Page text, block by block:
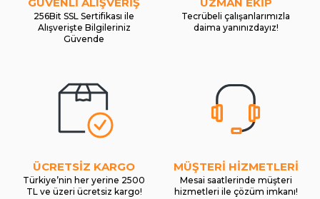
256Bit SSL Sertifikası ile
Alışverişte Bilgileriniz
Güvende
Tecrübeli çalışanlarımızla
daima yanınızdayız!
ÜCRETSİZ KARGO
Türkiye’nin her yerine 2500
TL ve üzeri ücretsiz kargo!
MÜŞTERİ HİZMETLERİ
Mesai saatlerinde müşteri
hizmetleri ile çözüm imkanı!